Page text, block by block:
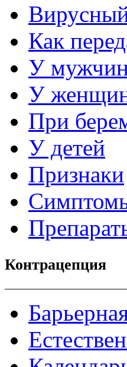
Как
У
У
При
У детей
Признаки
Контрацепция